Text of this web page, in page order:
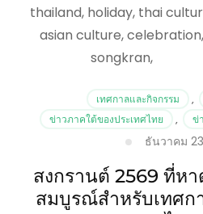
thailand, holiday, thai
asian culture, celebration,
songkran,
เทศกาลและกิจกรรม ,
ข่าวภาคใต้ของประเทศไทย
, ข่
ธันวาคม
สงกรานต์ 2569 ที่ห
สมบูรณ์สำหรับเทศก